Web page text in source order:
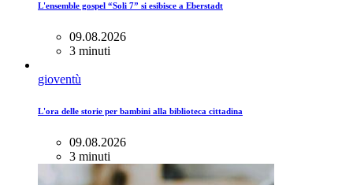
L'ensemble gospel “Soli 7” si esibisce a Eberstadt
09.08.2026
3 minuti
gioventù
L'ora delle storie per bambini alla biblioteca cittadina
09.08.2026
3 minuti